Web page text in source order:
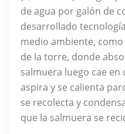
de agua por galón de
desarrollado
medio ambiente,
de la torre, donde
salmuera luego cae en
aspira y se calienta
se recolecta y
que la salmuera se